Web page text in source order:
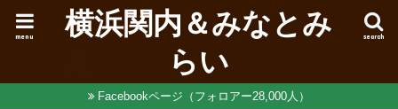
横浜関内＆みなとみ
らい
search
menu
Facebookページ（フォロアー28,000人）